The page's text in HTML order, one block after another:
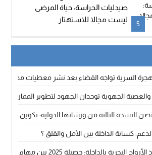
5
صيدليات الحراسة: حياة المرضى
ليست مجالا للاستهتار
السرية تواجه القضاء بعد نشر معطيات مضللة
والعصبة الجهوية توحدان الجهود لتطوير الممارسة
النسخة الثالثة من ورشاتها الدولية: تكوين
كسابة الداخلة بين الأمل والقلق ؟
بالداخلة: حصيلة 2025 بين مهام الإنقاذ ومشروع “دار البحار”